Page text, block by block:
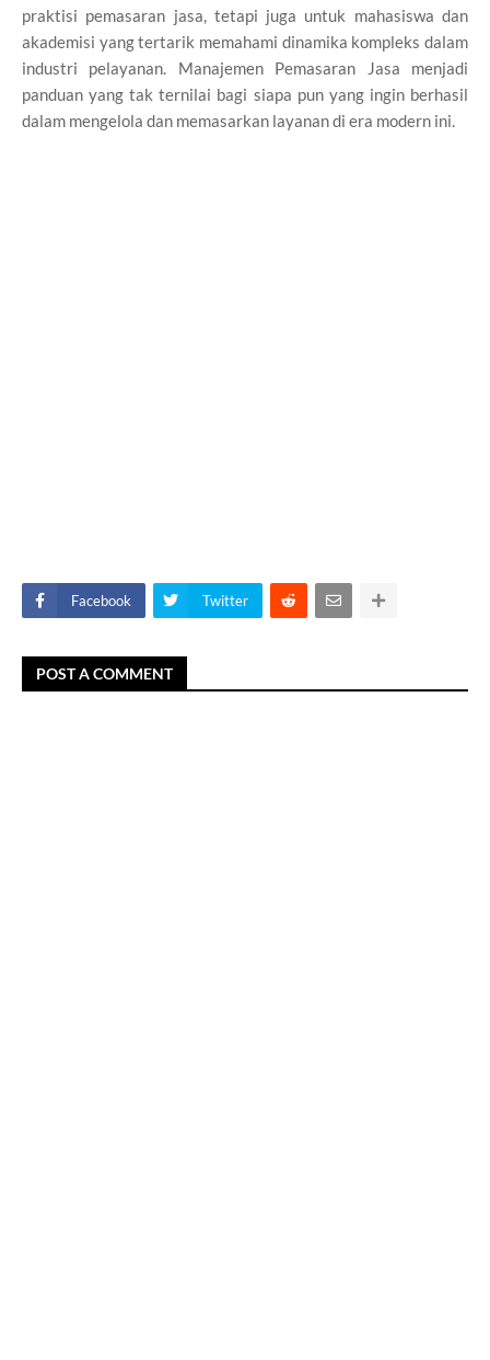
praktisi pemasaran jasa, tetapi juga untuk mahasiswa dan
akademisi yang tertarik memahami dinamika kompleks dalam
industri pelayanan. Manajemen Pemasaran Jasa menjadi
panduan yang tak ternilai bagi siapa pun yang ingin berhasil
dalam mengelola dan memasarkan layanan di era modern ini.
Facebook Twitter
POST A COMMENT